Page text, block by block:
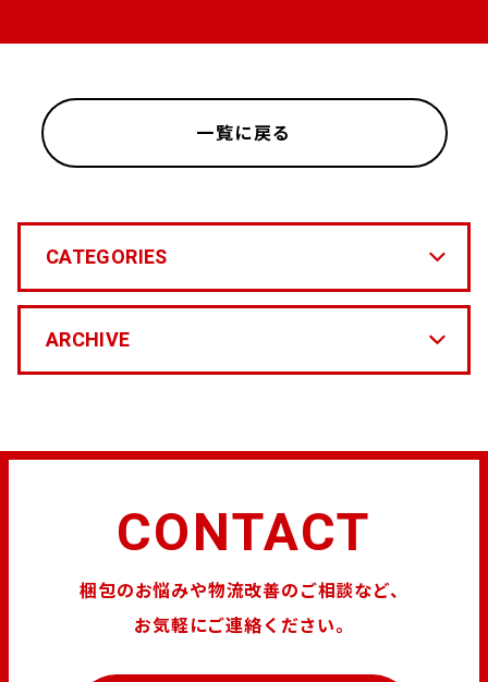
一覧に戻る
CATEGORIES
ARCHIVE
CONTACT
梱包のお悩みや物流改善のご相談など、
お気軽にご連絡ください。